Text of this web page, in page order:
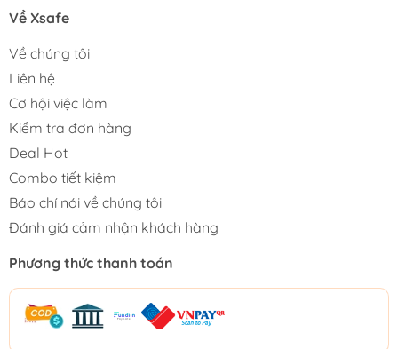
Về Xsafe
Về chúng tôi
Liên hệ
Cơ hội việc làm
Kiểm tra đơn hàng
Deal Hot
Combo tiết kiệm
Báo chí nói về chúng tôi
Đánh giá cảm nhận khách hàng
Phương thức thanh toán